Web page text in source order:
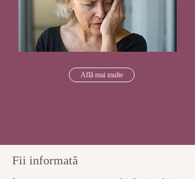
Află mai multe
Fii informată